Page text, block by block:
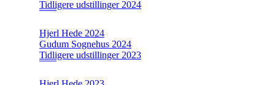
Tidligere udstillinger 2024
Hjerl Hede 2024
Gudum Sognehus 2024
Tidligere udstillinger 2023